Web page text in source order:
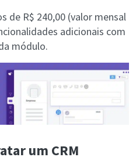
de R$ 240,00 (valor mensal
adicionais com
módulo.
um CRM